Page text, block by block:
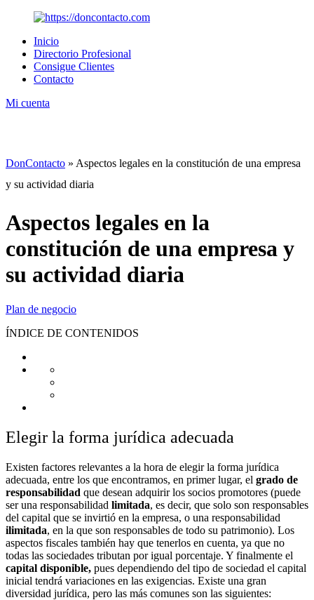
Inicio
Directorio Profesional
Consigue Clientes
Contacto
Mi cuenta
DonContacto » Aspectos legales en la constitución de una empresa
y su actividad diaria
Aspectos legales en la
constitución de una empresa y
su actividad diaria
Plan de negocio
ÍNDICE DE CONTENIDOS
Elegir la forma jurídica adecuada
Existen factores relevantes a la hora de elegir la forma jurídica
adecuada, entre los que encontramos, en primer lugar, el grado de
responsabilidad que desean adquirir los socios promotores (puede
ser una responsabilidad limitada, es decir, que solo son responsables
del capital que se invirtió en la empresa, o una responsabilidad
ilimitada, en la que son responsables de todo su patrimonio). Los
aspectos fiscales también hay que tenerlos en cuenta, ya que no
todas las sociedades tributan por igual porcentaje. Y finalmente el
capital disponible, pues dependiendo del tipo de sociedad el capital
inicial tendrá variaciones en las exigencias. Existe una gran
diversidad jurídica, pero las más comunes son las siguientes: